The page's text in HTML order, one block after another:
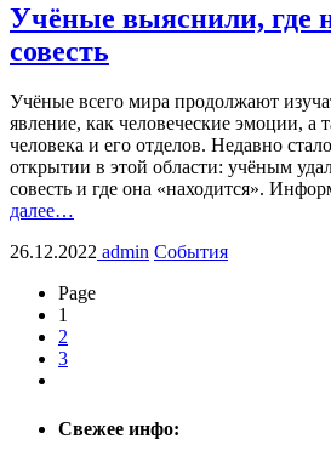
Учёные выяснили, где
совесть
Учёные всего мира продолжают
явление, как человеческие эмоции, а
человека и его отделов. Недавно
открытии в этой области: учёным
совесть и где она «находится».
далее…
26.12.2022 admin События
Page
1
2
3
Свежее инфо: